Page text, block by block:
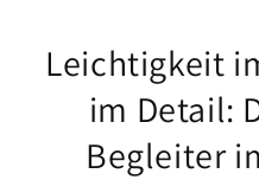
Leichtigkeit
im Detail:
Begleiter